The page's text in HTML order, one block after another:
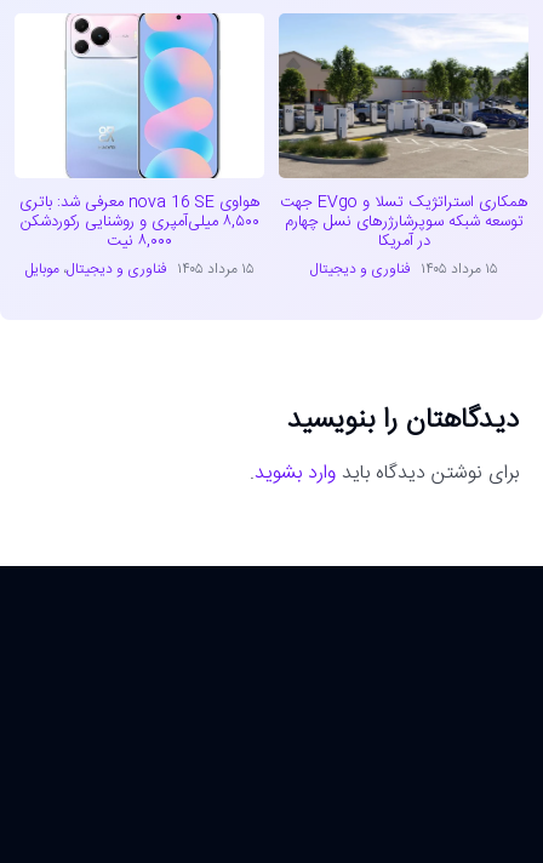
همکاری استراتژیک تسلا و EVgo جهت
توسعه شبکه سوپرشارژرهای نسل چهارم
در آمریکا
۱۵ مرداد ۱۴۰۵ فناوری و دیجیتال
هواوی nova 16 SE معرفی شد: باتری
۸,۵۰۰ میلی‌آمپری و روشنایی رکوردشکن
۸,۰۰۰ نیت
۱۵ مرداد ۱۴۰۵ فناوری و دیجیتال،موبایل
دیدگاهتان را بنویسید
برای نوشتن دیدگاه باید وارد بشوید.